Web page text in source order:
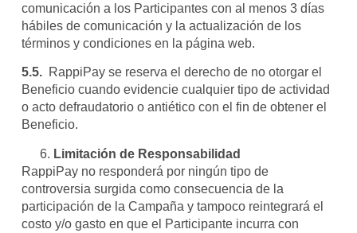
comunicación a los Participantes con al menos 3 días
hábiles de comunicación y la actualización de los
términos y condiciones en la página web.
5.5. RappiPay se reserva el derecho de no otorgar el
Beneficio cuando evidencie cualquier tipo de actividad
o acto defraudatorio o antiético con el fin de obtener el
Beneficio.
Limitación de Responsabilidad
RappiPay no responderá por ningún tipo de
controversia surgida como consecuencia de la
participación de la Campaña y tampoco reintegrará el
costo y/o gasto en que el Participante incurra con